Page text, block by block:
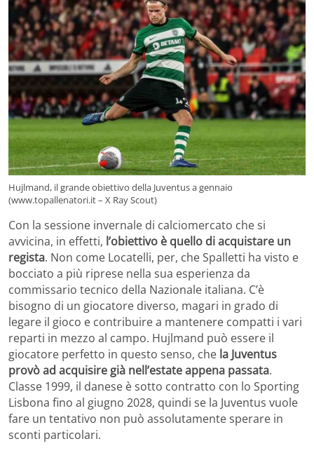
Hujlmand, il grande obiettivo della Juventus a gennaio
(www.topallenatori.it – X Ray Scout)
Con la sessione invernale di calciomercato che si
avvicina, in effetti, l’obiettivo è quello di acquistare un
regista. Non come Locatelli, per, che Spalletti ha visto e
bocciato a più riprese nella sua esperienza da
commissario tecnico della Nazionale italiana. C’è
bisogno di un giocatore diverso, magari in grado di
legare il gioco e contribuire a mantenere compatti i vari
reparti in mezzo al campo. Hujlmand può essere il
giocatore perfetto in questo senso, che la Juventus
provò ad acquisire già nell’estate appena passata.
Classe 1999, il danese è sotto contratto con lo Sporting
Lisbona fino al giugno 2028, quindi se la Juventus vuole
fare un tentativo non può assolutamente sperare in
sconti particolari.